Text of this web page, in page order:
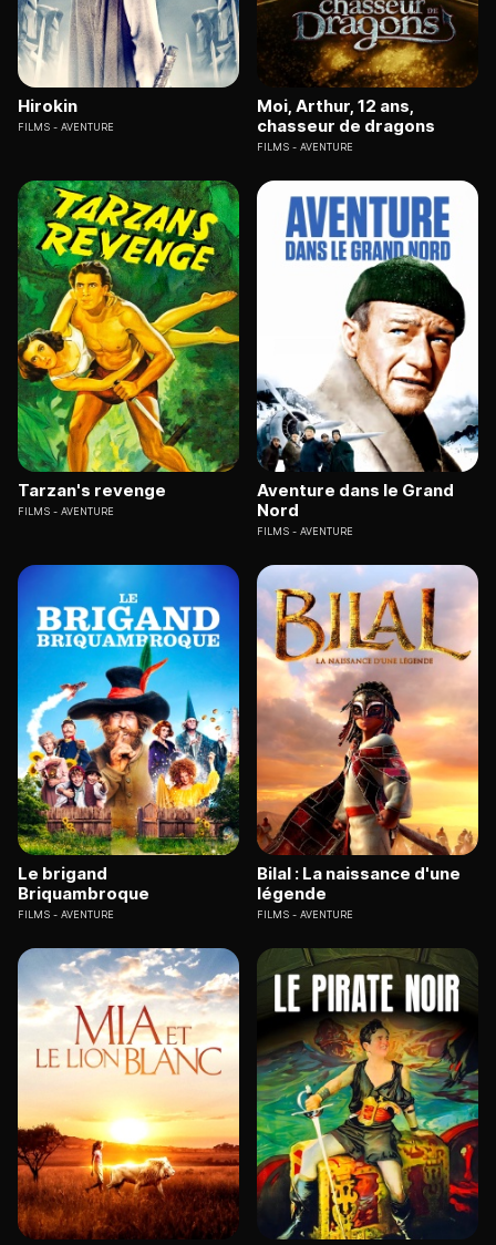
Hirokin
FILMS AVENTURE
Moi, Arthur, 12 ans,
chasseur de dragons
FILMS AVENTURE
Tarzan's revenge
FILMS AVENTURE
Aventure dans le Grand
Nord
FILMS AVENTURE
Le brigand
Briquambroque
FILMS AVENTURE
Bilal : La naissance d'une
légende
FILMS AVENTURE